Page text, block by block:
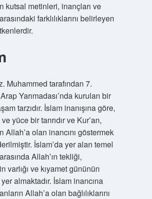
kutsal metinleri, inançları ve
farklılıklarını belirleyen
Muhammed tarafından 7.
Yarımadası’nda kurulan bir
tarzıdır. İslam inanışına göre,
yüce bir tanrıdır ve Kur’an,
Allah’a olan inancını göstermek
İslam’da yer alan temel
Allah’ın tekliği,
varlığı ve kıyamet gününün
almaktadır. İslam inancına
Allah’a olan bağlılıklarını